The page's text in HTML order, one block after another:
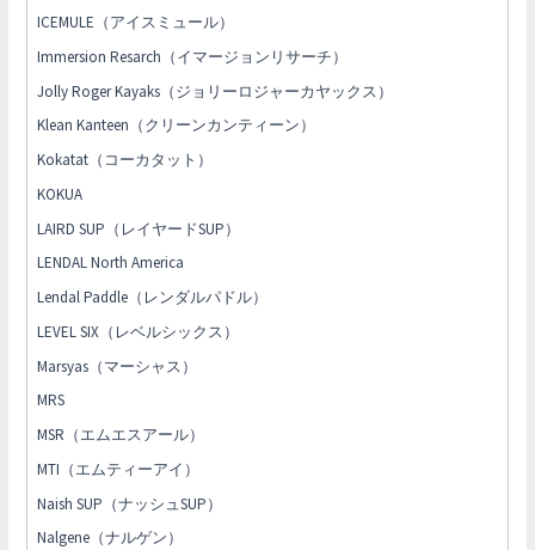
ICEMULE（アイスミュール）
Immersion Resarch（イマージョンリサーチ）
Jolly Roger Kayaks（ジョリーロジャーカヤックス）
Klean Kanteen（クリーンカンティーン）
Kokatat（コーカタット）
KOKUA
LAIRD SUP（レイヤードSUP）
LENDAL North America
Lendal Paddle（レンダルパドル）
LEVEL SIX（レベルシックス）
Marsyas（マーシャス）
MRS
MSR（エムエスアール）
MTI（エムティーアイ）
Naish SUP（ナッシュSUP）
Nalgene（ナルゲン）